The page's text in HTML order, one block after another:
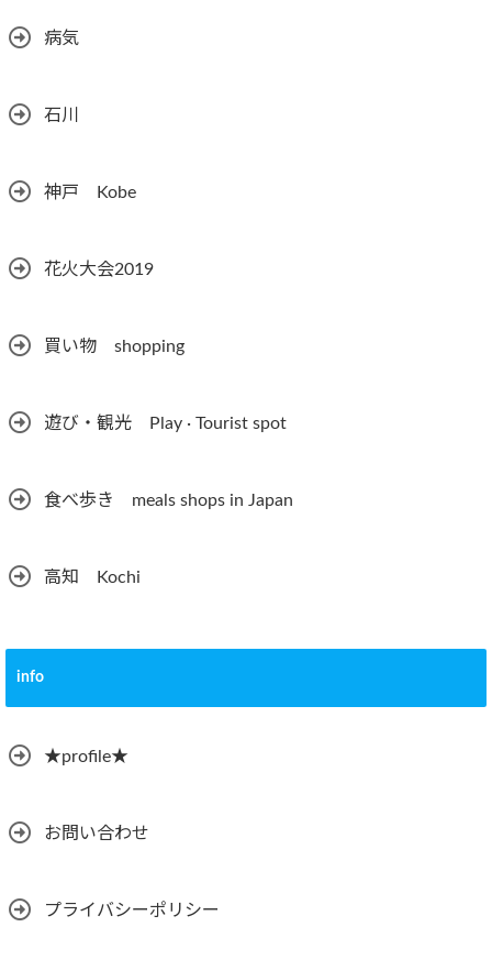
病気
石川
神戸 Kobe
花火大会2019
買い物 shopping
遊び・観光 Play · Tourist spot
食べ歩き meals shops in Japan
高知 Kochi
info
★profile★
お問い合わせ
プライバシーポリシー